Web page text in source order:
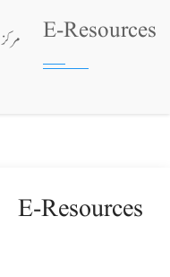
E-Resources مرکز
E-Resources